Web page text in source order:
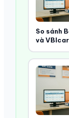
So sánh
và